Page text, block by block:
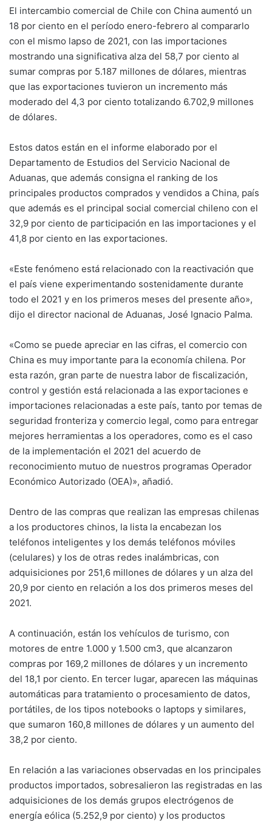
El intercambio comercial de Chile con China aumentó un
18 por ciento en el período enero-febrero al compararlo
con el mismo lapso de 2021, con las importaciones
mostrando una significativa alza del 58,7 por ciento al
sumar compras por 5.187 millones de dólares, mientras
que las exportaciones tuvieron un incremento más
moderado del 4,3 por ciento totalizando 6.702,9 millones
de dólares.
Estos datos están en el informe elaborado por el
Departamento de Estudios del Servicio Nacional de
Aduanas, que además consigna el ranking de los
principales productos comprados y vendidos a China, país
que además es el principal social comercial chileno con el
32,9 por ciento de participación en las importaciones y el
41,8 por ciento en las exportaciones.
«Este fenómeno está relacionado con la reactivación que
el país viene experimentando sostenidamente durante
todo el 2021 y en los primeros meses del presente año»,
dijo el director nacional de Aduanas, José Ignacio Palma.
«Como se puede apreciar en las cifras, el comercio con
China es muy importante para la economía chilena. Por
esta razón, gran parte de nuestra labor de fiscalización,
control y gestión está relacionada a las exportaciones e
importaciones relacionadas a este país, tanto por temas de
seguridad fronteriza y comercio legal, como para entregar
mejores herramientas a los operadores, como es el caso
de la implementación el 2021 del acuerdo de
reconocimiento mutuo de nuestros programas Operador
Económico Autorizado (OEA)», añadió.
Dentro de las compras que realizan las empresas chilenas
a los productores chinos, la lista la encabezan los
teléfonos inteligentes y los demás teléfonos móviles
(celulares) y los de otras redes inalámbricas, con
adquisiciones por 251,6 millones de dólares y un alza del
20,9 por ciento en relación a los dos primeros meses del
2021.
A continuación, están los vehículos de turismo, con
motores de entre 1.000 y 1.500 cm3, que alcanzaron
compras por 169,2 millones de dólares y un incremento
del 18,1 por ciento. En tercer lugar, aparecen las máquinas
automáticas para tratamiento o procesamiento de datos,
portátiles, de los tipos notebooks o laptops y similares,
que sumaron 160,8 millones de dólares y un aumento del
38,2 por ciento.
En relación a las variaciones observadas en los principales
productos importados, sobresalieron las registradas en las
adquisiciones de los demás grupos electrógenos de
energía eólica (5.252,9 por ciento) y los productos